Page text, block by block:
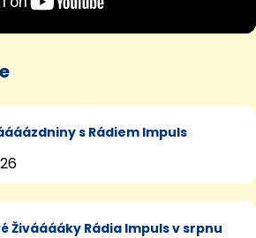
s Rádiem Impuls
Víkendové Živááááky Rádia Impuls v srpnu